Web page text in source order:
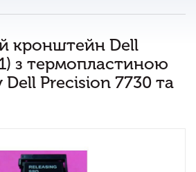
кронштейн Dell
з термопластиною
Dell Precision 7730 та